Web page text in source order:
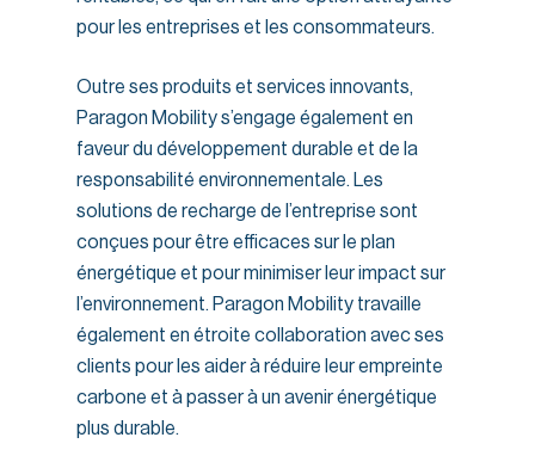
pour les entreprises et les consommateurs.
Outre ses produits et services innovants,
Paragon Mobility s’engage également en
faveur du développement durable et de la
responsabilité environnementale. Les
solutions de recharge de l’entreprise sont
conçues pour être efficaces sur le plan
énergétique et pour minimiser leur impact sur
l’environnement. Paragon Mobility travaille
également en étroite collaboration avec ses
clients pour les aider à réduire leur empreinte
carbone et à passer à un avenir énergétique
plus durable.